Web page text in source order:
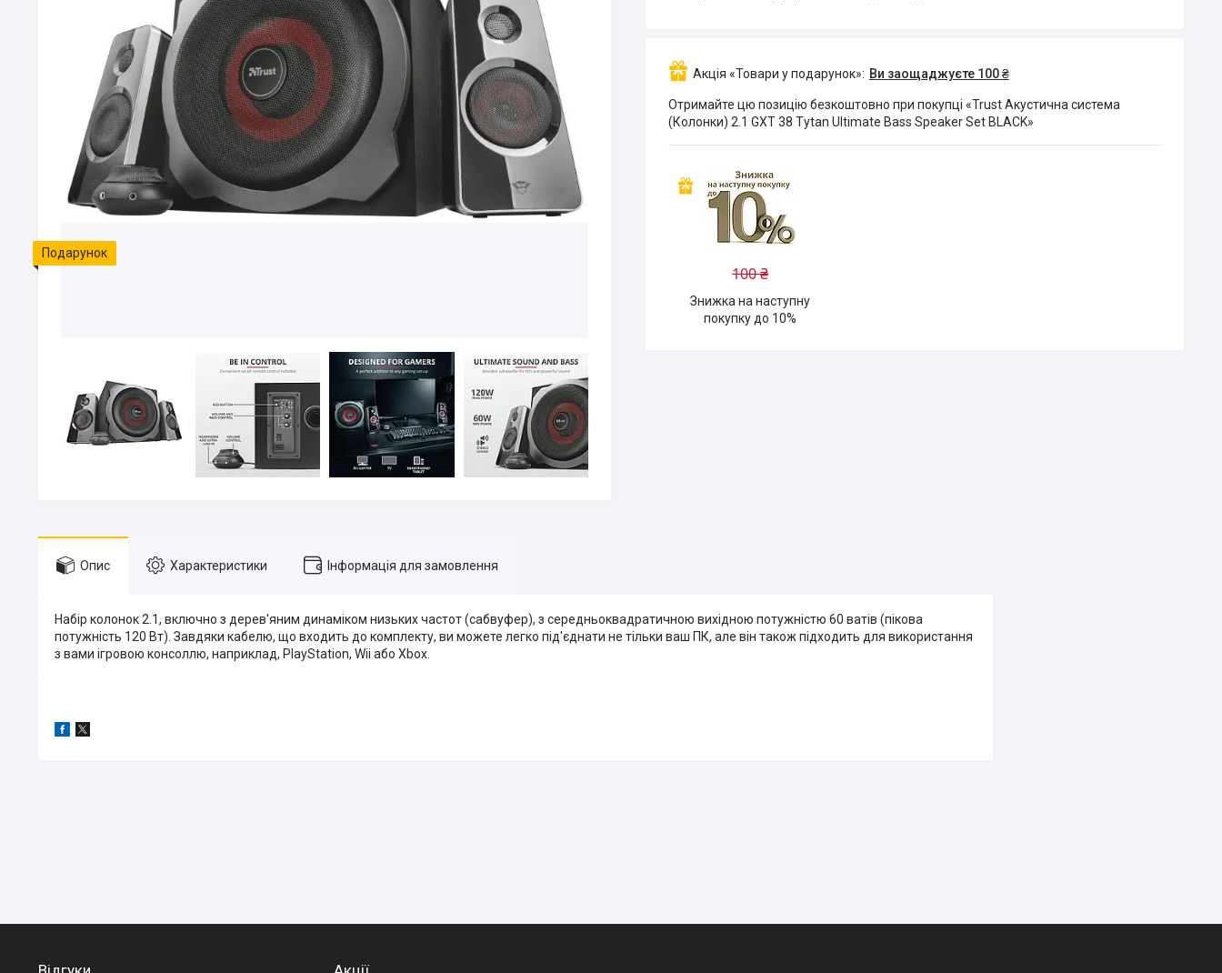
Подарунок
Акція «Товари у подарунок» Ви заощаджуєте 100 ₴
Отримайте цю позицію безкоштовно при покупці «Trust Акустична система
(Колонки) 2.1 GXT 38 Tytan Ultimate Bass Speaker Set BLACK»
100 ₴
Знижка на наступну
покупку до 10%
Опис Характеристики Інформація для замовлення
Набір колонок 2.1, включно з дерев'яним динаміком низьких частот (сабвуфер), з середньоквадратичною вихідною потужністю 60 ватів (пікова
потужність 120 Вт). Завдяки кабелю, що входить до комплекту, ви можете легко під'єднати не тільки ваш ПК, але він також підходить для використання
з вами ігровою консоллю, наприклад, PlayStation, Wii або Xbox.